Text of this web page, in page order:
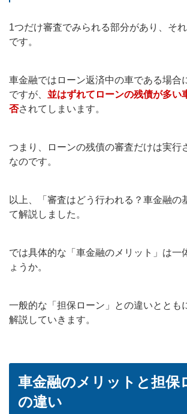
1つだけ審査でみられる部分があり、それ
です。
車金融ではローン返済中の車である場合
ですが、 並はずれてローンの残債が多い
否されてしまいます。
つまり、ローンの残債の審査だけは実行
なのです。
以上、「審査はどう行われる？車金融の
て解説しました。
では具体的な「車金融のメリット」は一
ょうか。
一般的な「担保ローン」との違いととも
解説していきます。
車金融のメリットと担保
の違い